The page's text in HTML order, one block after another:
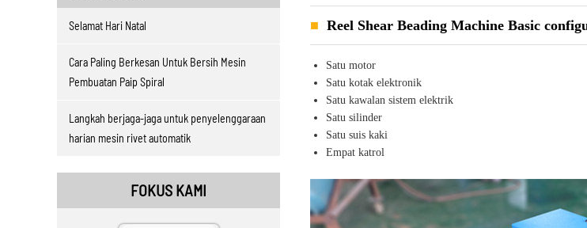
Selamat Hari Natal
Cara Paling Berkesan Untuk Bersih Mesin
Pembuatan Paip Spiral
Langkah berjaga-jaga untuk penyelenggaraan
harian mesin rivet automatik
FOKUS KAMI
Reel Shear Beading Machine Basic
Satu motor
Satu kotak elektronik
Satu kawalan sistem elektrik
Satu silinder
Satu suis kaki
Empat katrol